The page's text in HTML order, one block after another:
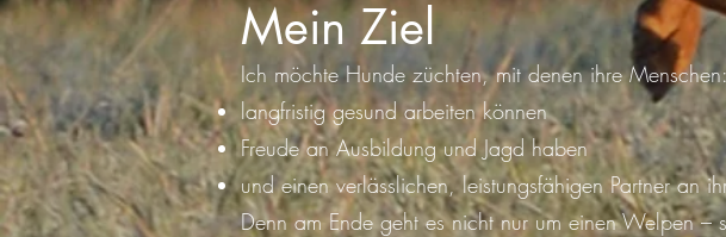
Mein Ziel
Ich möchte Hunde züchten, mit denen ihre Menschen:
langfristig gesund arbeiten können
Freude an Ausbildung und Jagd haben
und einen verlässlichen, leistungsfähigen Partner an
Denn am Ende geht es nicht nur um einen Welpen –